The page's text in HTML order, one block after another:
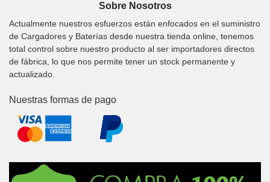
Sobre Nosotros
Actualmente nuestros esfuerzos están enfocados en el suministro
de Cargadores y Baterías desde nuestra tienda online, tenemos
total control sobre nuestro producto al ser importadores directos
de fábrica, lo que nos permite tener un stock permanente y
actualizado.
Nuestras formas de pago